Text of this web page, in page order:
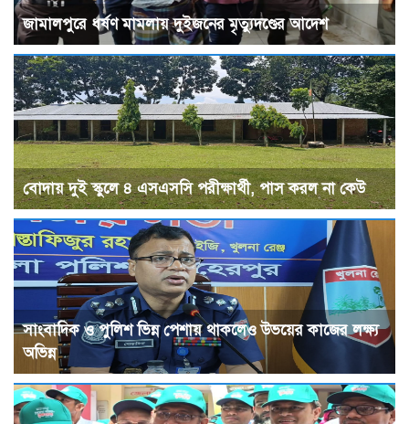
জামালপুরে ধর্ষণ মামলায় দুইজনের মৃত্যুদণ্ডের আদেশ
বোদায় দুই স্কুলে ৪ এসএসসি পরীক্ষার্থী, পাস করল না কেউ
সাংবাদিক ও পুলিশ ভিন্ন পেশায় থাকলেও উভয়ের কাজের লক্ষ্য
অভিন্ন